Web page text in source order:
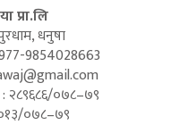
प्रा.लि
धनुषा
9854028663
: २८९६८६/०७८–७९
०७८–७९